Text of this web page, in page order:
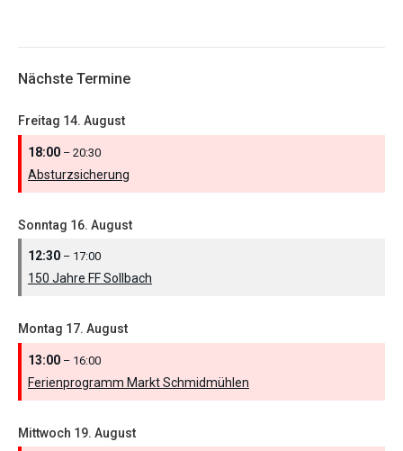
Nächste Termine
Freitag 14. August
18:00 – 20:30
Absturzsicherung
Sonntag 16. August
12:30 – 17:00
150 Jahre FF Sollbach
Montag 17. August
13:00 – 16:00
Ferienprogramm Markt Schmidmühlen
Mittwoch 19. August